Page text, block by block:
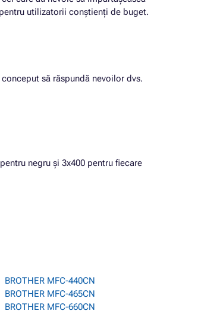
utilizatorii conștienți de buget.
să răspundă nevoilor dvs.
negru și 3x400 pentru fiecare
BROTHER MFC-440CN
BROTHER MFC-465CN
BROTHER MFC-660CN